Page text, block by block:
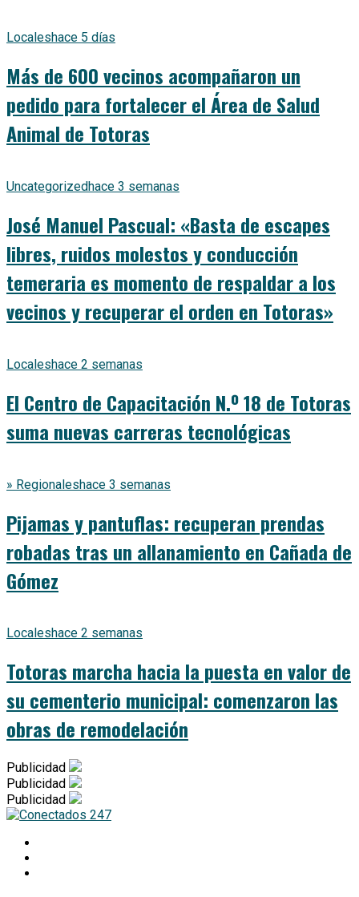
Localeshace 5 días
Más de 600 vecinos acompañaron un
pedido para fortalecer el Área de Salud
Animal de Totoras
Uncategorizedhace 3 semanas
José Manuel Pascual: «Basta de escapes
libres, ruidos molestos y conducción
temeraria es momento de respaldar a los
vecinos y recuperar el orden en Totoras»
Localeshace 2 semanas
El Centro de Capacitación N.º 18 de Totoras
suma nuevas carreras tecnológicas
» Regionaleshace 3 semanas
Pijamas y pantuflas: recuperan prendas
robadas tras un allanamiento en Cañada de
Gómez
Localeshace 2 semanas
Totoras marcha hacia la puesta en valor de
su cementerio municipal: comenzaron las
obras de remodelación
Publicidad
Publicidad
Publicidad